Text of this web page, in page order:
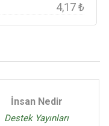
4,17 ₺
İnsan Nedir
Destek Yayınları